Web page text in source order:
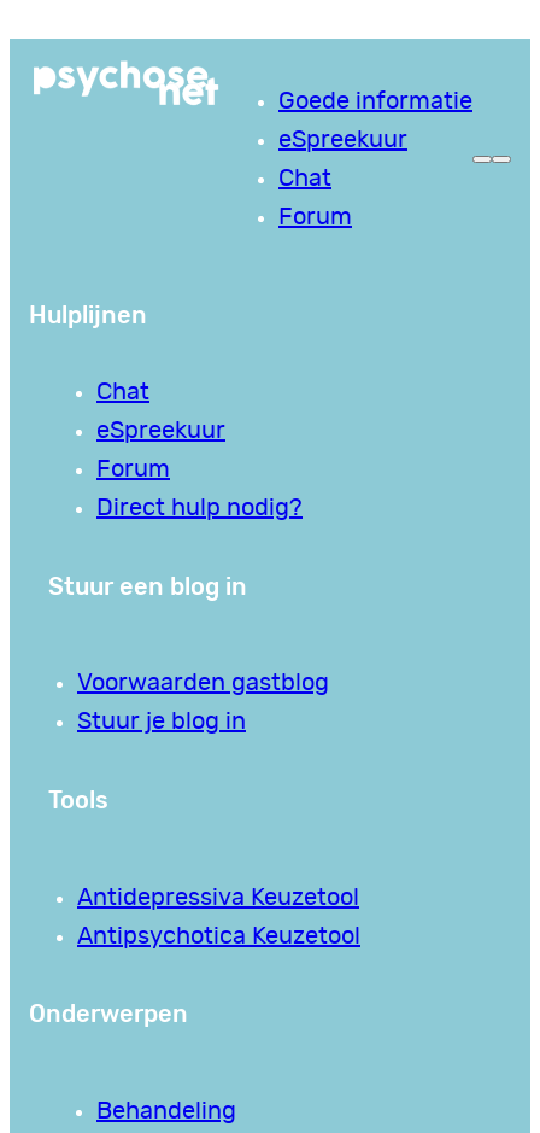
naar
Goede informatie
eSpreekuur
Chat
Forum
Hulplijnen
Chat
eSpreekuur
Forum
Direct hulp nodig?
Stuur een blog in
Voorwaarden gastblog
Stuur je blog in
Tools
Antidepressiva Keuzetool
Antipsychotica Keuzetool
Onderwerpen
Behandeling